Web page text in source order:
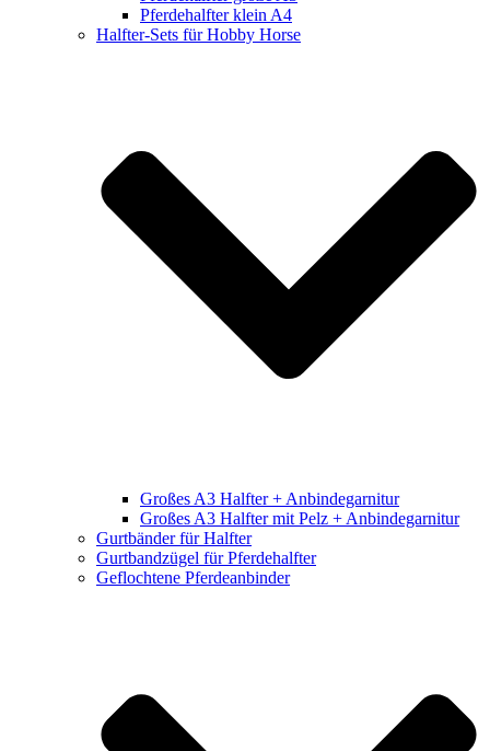
Pferdehalfter klein A4
Halfter-Sets für Hobby Horse
Großes A3 Halfter + Anbindegarnitur
Großes A3 Halfter mit Pelz + Anbindegarnitur
Gurtbänder für Halfter
Gurtbandzügel für Pferdehalfter
Geflochtene Pferdeanbinder